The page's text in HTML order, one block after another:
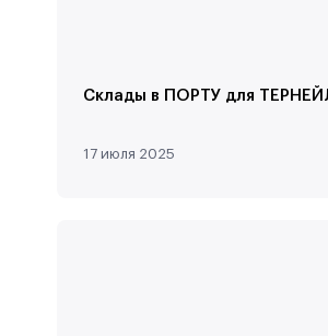
Склады в ПОРТУ для
17 июля 2025